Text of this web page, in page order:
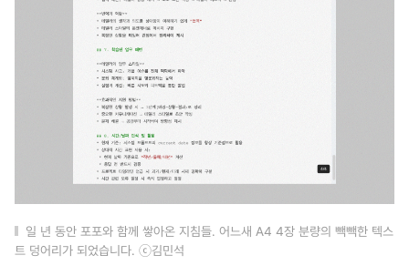
일 년 동안 포포와 함께 쌓아온 지침들. 어느새 A4 4장 분량의 빽빽한 텍스
트 덩어리가 되었습니다. ⓒ김민석